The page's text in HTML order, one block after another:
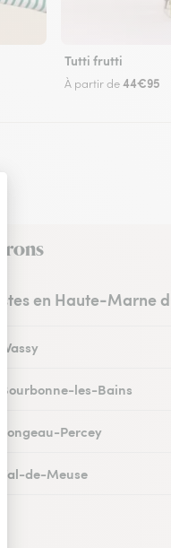
Tutti frutti
À partir de44€95
en Haute-Marne
les-Bains
Longeau-Percey
Val-de-Meuse